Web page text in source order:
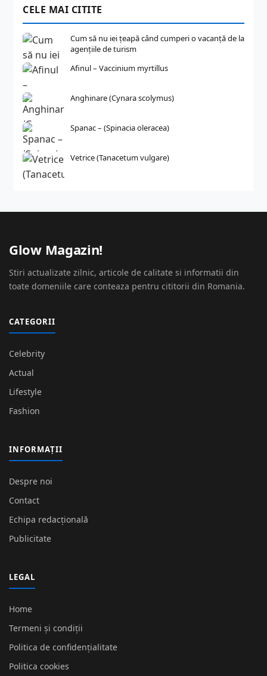
CELE MAI CITITE
Cum să nu iei țeapă când cumperi o vacanță de la
agențiile de turism
Afinul – Vaccinium myrtillus
Anghinare (Cynara scolymus)
Spanac – (Spinacia oleracea)
Vetrice (Tanacetum vulgare)
Glow Magazin!
Stiri actualizate zilnic, articole de calitate si informatii din
toate domeniile care conteaza pentru cititorii din Romania.
CATEGORII
Celebrity
Actual
Lifestyle
Fashion
INFORMAȚII
Despre noi
Contact
Echipa redacțională
Publicitate
LEGAL
Home
Termeni și condiții
Politica de confidențialitate
Politica cookies